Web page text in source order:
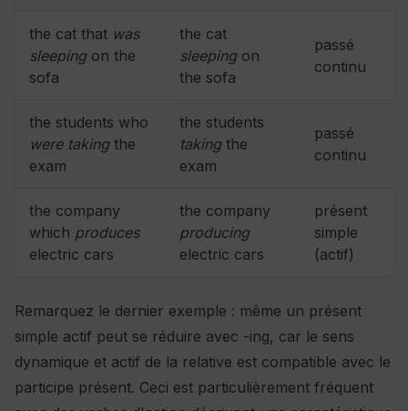
the cat that was
sleepingon the
sofa
the cat
sleepingon
the sofa
passé
continu
the students who
were takingthe
exam
the students
takingthe
exam
passé
continu
the company
which produces
electric cars
the company
producing
electric cars
présent
simple
(actif)
Remarquez le dernier exemple : même un présent
simple actif peut se réduire avec -ing, car le sens
dynamique et actif de la relative est compatible avec le
participe présent. Ceci est particulièrement fréquent